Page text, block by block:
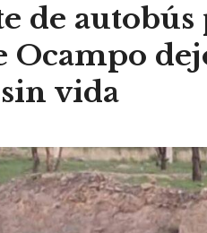
de
Ocampo
vida